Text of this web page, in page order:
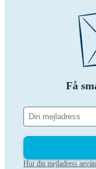
Få
Hur din mejladress